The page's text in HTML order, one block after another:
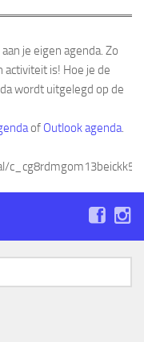
je eigen agenda. Zo
activiteit is! Hoe je de
wordt uitgelegd op de
of Outlook agenda.